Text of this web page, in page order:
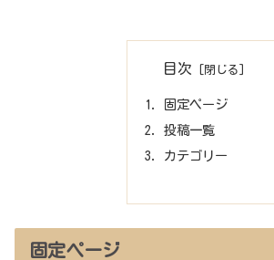
目次
固定ページ
投稿一覧
カテゴリー
固定ページ